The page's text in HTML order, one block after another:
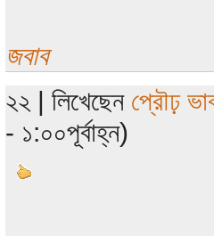
জবাব
২২ | লিখেছেন প্রৌঢ়
- ১:০০পূর্বাহ্ন)